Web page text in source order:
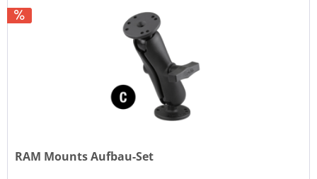
RAM Mounts Aufbau-Set